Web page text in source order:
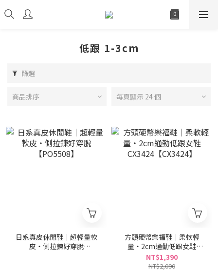
低跟 1-3cm
篩選
商品排序 每頁顯示 24 個
日系真皮休閒鞋｜超輕量軟
皮・側拉鍊好穿脫
方頭硬幣樂福鞋｜柔軟輕
量・2cm通勤低跟女鞋
CX3424【CX3424】
NT$1,390
NT$2,090